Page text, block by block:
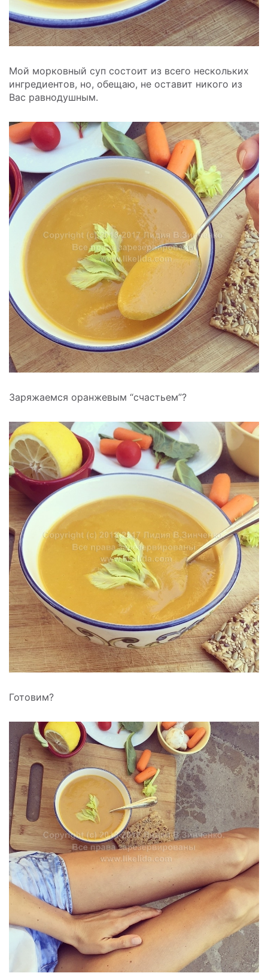
Мой морковный суп состоит из всего нескольких
ингредиентов, но, обещаю, не оставит никого из
Вас равнодушным.
Заряжаемся оранжевым “счастьем”?
Готовим?